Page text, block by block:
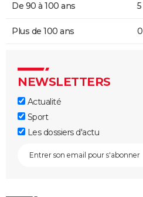
De 90 à 100 ans 5
Plus de 100 ans 0
NEWSLETTERS
Actualité
Sport
Les dossiers d'actu